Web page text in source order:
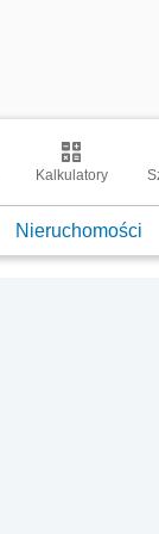
Kalkulatory
Nieruchomości